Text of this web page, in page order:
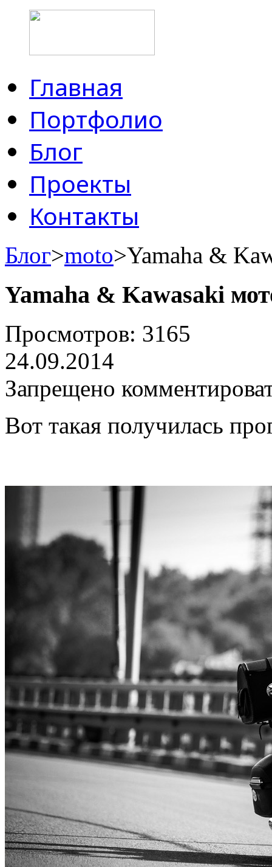
Главная
Портфолио
Блог
Проекты
Контакты
Блог>moto>Yamaha &
Yamaha & Kawasaki
Просмотров: 3165
24.09.2014
Запрещено
Вот такая получилась